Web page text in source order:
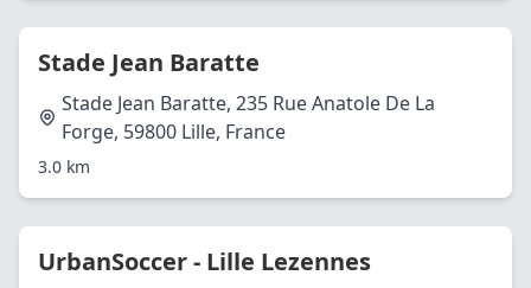
Stade Jean Baratte
Stade Jean Baratte, 235 Rue Anatole De La
Forge, 59800 Lille, France
3.0 km
UrbanSoccer - Lille Lezennes